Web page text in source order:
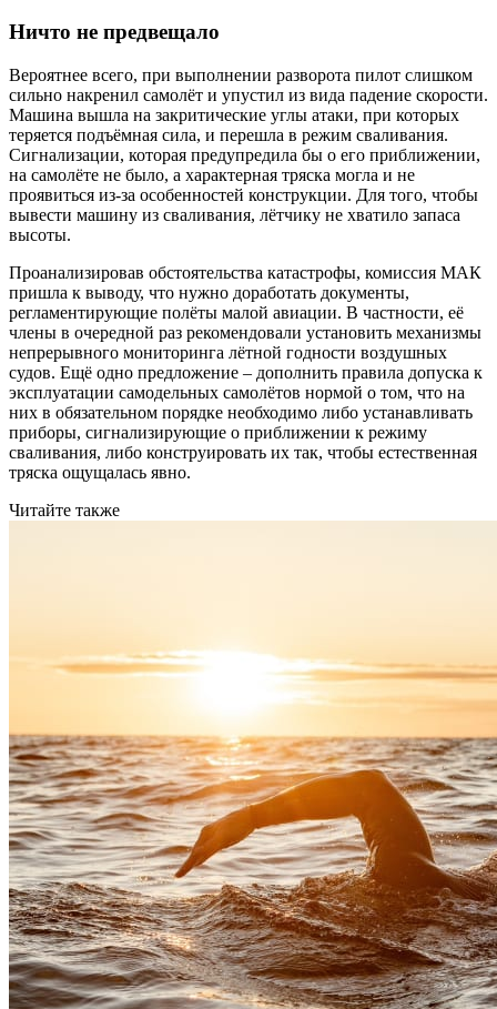
Ничто не предвещало
Вероятнее всего, при выполнении разворота пилот слишком
сильно накренил самолёт и упустил из вида падение скорости.
Машина вышла на закритические углы атаки, при которых
теряется подъёмная сила, и перешла в режим сваливания.
Сигнализации, которая предупредила бы о его приближении,
на самолёте не было, а характерная тряска могла и не
проявиться из-за особенностей конструкции. Для того, чтобы
вывести машину из сваливания, лётчику не хватило запаса
высоты.
Проанализировав обстоятельства катастрофы, комиссия МАК
пришла к выводу, что нужно доработать документы,
регламентирующие полёты малой авиации. В частности, её
члены в очередной раз рекомендовали установить механизмы
непрерывного мониторинга лётной годности воздушных
судов. Ещё одно предложение – дополнить правила допуска к
эксплуатации самодельных самолётов нормой о том, что на
них в обязательном порядке необходимо либо устанавливать
приборы, сигнализирующие о приближении к режиму
сваливания, либо конструировать их так, чтобы естественная
тряска ощущалась явно.
Читайте также